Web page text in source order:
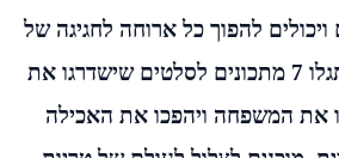
ויכולים להפוך כל ארוחה לחגיגה של
טעמים. במאמר הזה תגלו 7 מתכונים לסלטים שישדרגו את
את המשפחה ויהפכו את האכילה